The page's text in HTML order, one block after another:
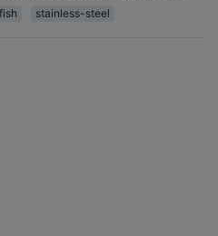
fish stainless-steel